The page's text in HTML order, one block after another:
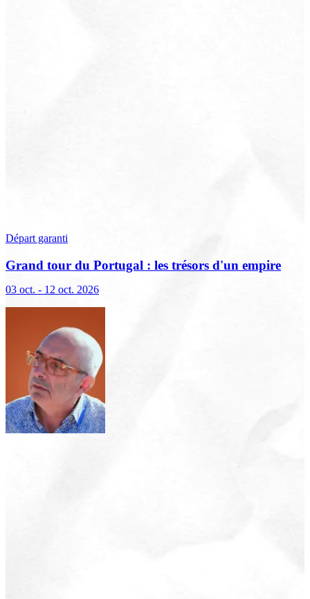
Départ garanti
Grand tour du Portugal : les trésors d'un empire
03 oct. - 12 oct. 2026